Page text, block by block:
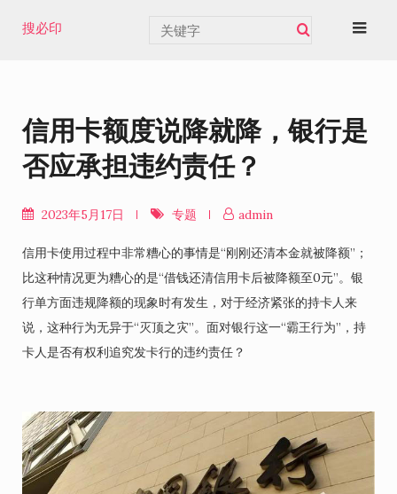
搜必印
信用卡额度说降就降，银行是
否应承担违约责任？
2023年5月17日 专题 admin
信用卡使用过程中非常糟心的事情是“刚刚还清本金就被降额”；
比这种情况更为糟心的是“借钱还清信用卡后被降额至0元”。银
行单方面违规降额的现象时有发生，对于经济紧张的持卡人来
说，这种行为无异于“灭顶之灾”。面对银行这一“霸王行为”，持
卡人是否有权利追究发卡行的违约责任？